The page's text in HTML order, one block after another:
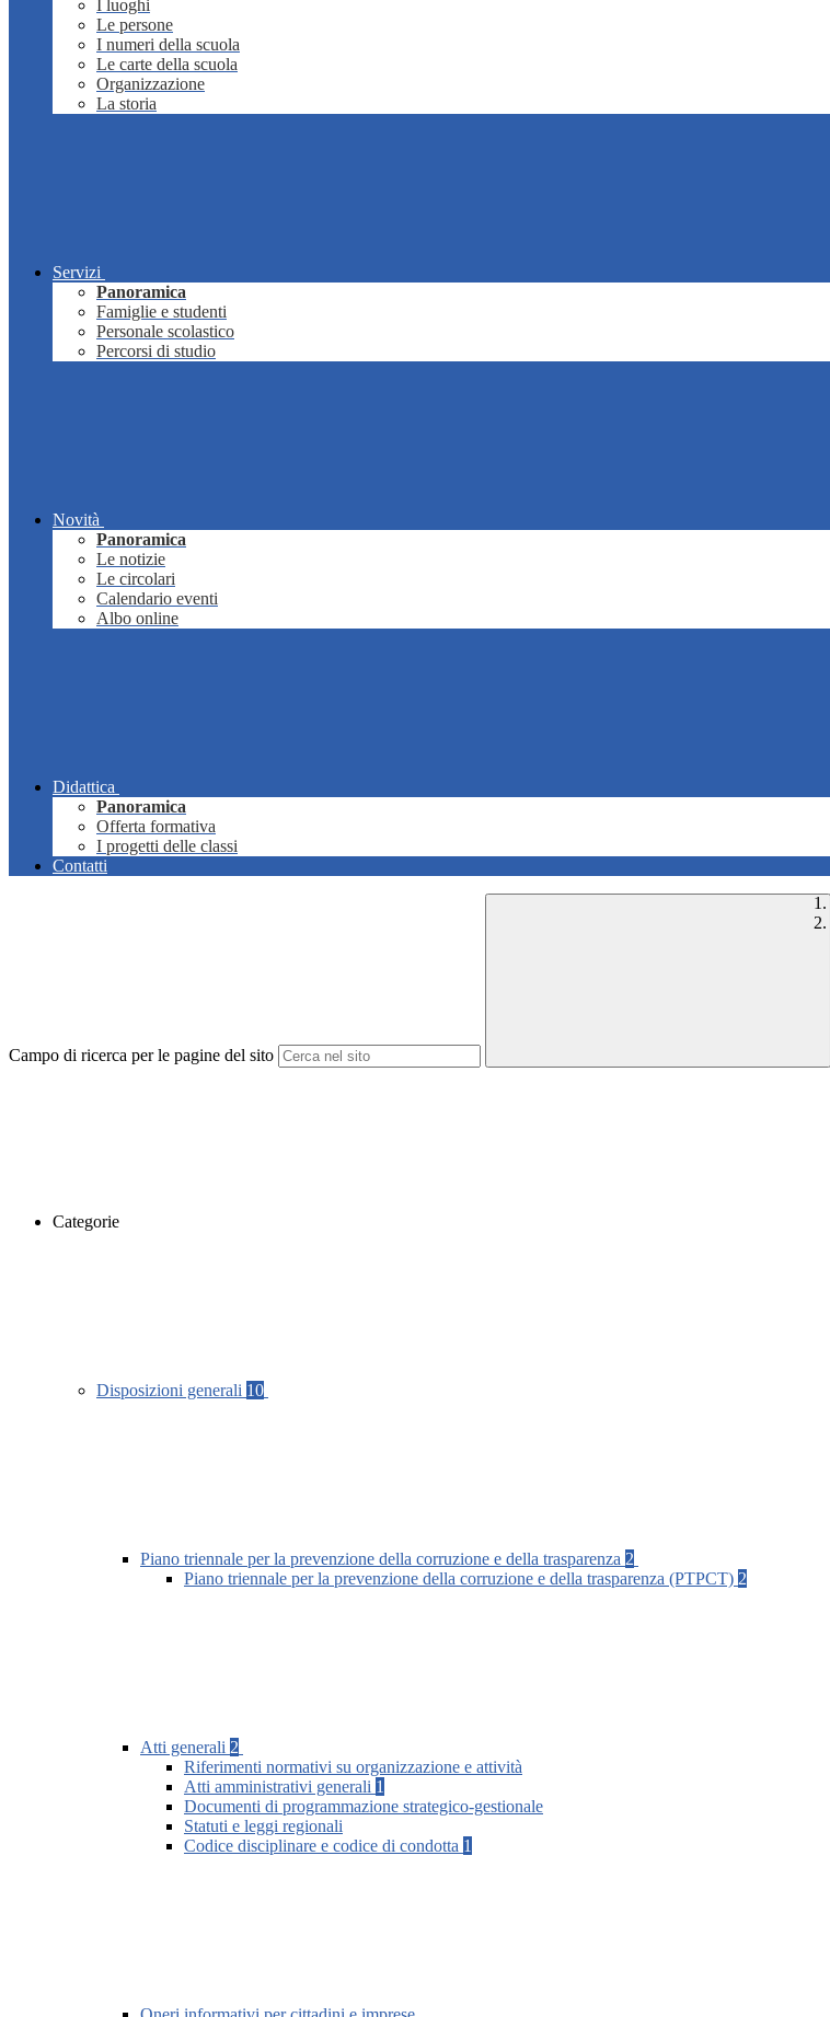
I luoghi
Le persone
I numeri della scuola
Le carte della scuola
Organizzazione
La storia
Servizi
Panoramica
Famiglie e studenti
Personale scolastico
Percorsi di studio
Novità
Panoramica
Le notizie
Le circolari
Calendario eventi
Albo online
Didattica
Panoramica
Offerta formativa
I progetti delle classi
Contatti
Campo di ricerca per le pagine del sito
Categorie
Disposizioni generali 10
Piano triennale per la prevenzione della corruzione e della trasparenza 2
Piano triennale per la prevenzione della corruzione e della trasparenza (PTPCT) 2
Atti generali 2
Riferimenti normativi su organizzazione e attività
Atti amministrativi generali 1
Documenti di programmazione strategico-gestionale
Statuti e leggi regionali
Codice disciplinare e codice di condotta 1